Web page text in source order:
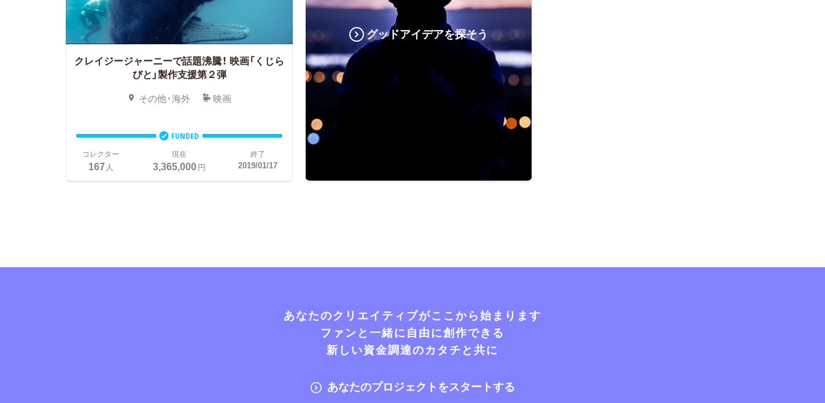
クレイジージャーニーで話題沸騰！ 映画「くじら
びと」製作支援第２弾
その他・海外 映画
FUNDED
コレクター
167人
現在
3,365,000円
終了
2019/01/17
グッドアイデアを探そう
あなたのクリエイティブがここから始まります
ファンと一緒に自由に創作できる
新しい資金調達のカタチと共に
あなたのプロジェクトをスタートする